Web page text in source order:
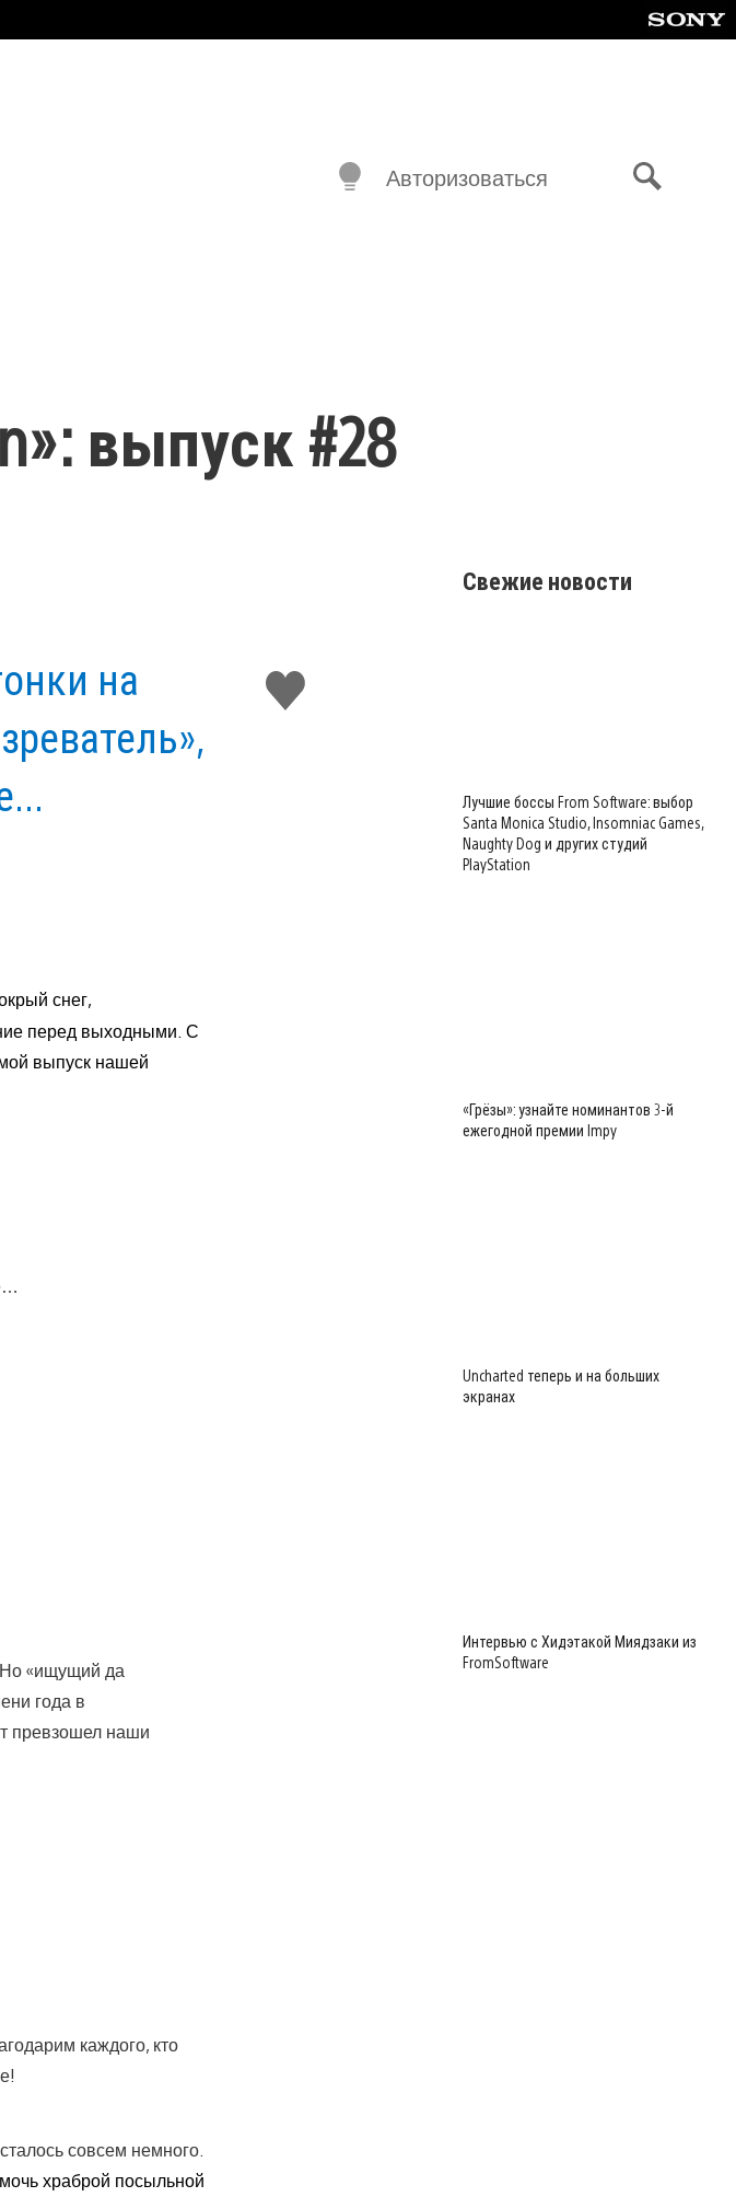
Авторизоваться
выпуск #28
Поставить
лайк
на
снег,
перед выходными. С
выпуск нашей
Но «ищущий да
года в
превзошел наши
каждого, кто
совсем немного.
храброй посыльной
Свежие новости
Лучшие боссы From Software: выбор
Santa Monica Studio, Insomniac Games,
Naughty Dog и других студий
PlayStation
«Грёзы»: узнайте номинантов 3-й
ежегодной премии Impy
Uncharted теперь и на больших
экранах
Интервью с Хидэтакой Миядзаки из
FromSoftware